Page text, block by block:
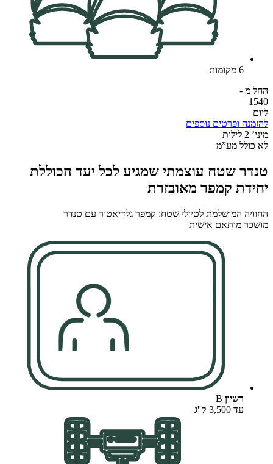
6 מקומות
החל מ -
1540
ליום
להזמנה ופרטים נוספים
מיני’ 2 לילות
לא כולל מע”מ
טנדר שטח עוצמתי שמגיע לכל יעד הכוללת
יחידת קמפר מאובזרת
החוויה המושלמת לטיולי שטח: קמפר גלדיאטור עם טנדר
מושכר מותאם אישית
רשיון
עד 3,500 ק''ג